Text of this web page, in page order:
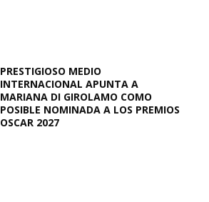
PRESTIGIOSO MEDIO
INTERNACIONAL APUNTA A
MARIANA DI GIROLAMO COMO
POSIBLE NOMINADA A LOS PREMIOS
OSCAR 2027